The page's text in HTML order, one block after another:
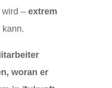
wird – extrem
kann.
woran er